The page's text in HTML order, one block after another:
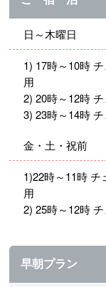
日～木曜日
1) 17時～10時
用
2) 20時～12時
3) 23時～14時
金・土・祝前
1)22時～11時
用
2) 25時～12時
早朝プラン